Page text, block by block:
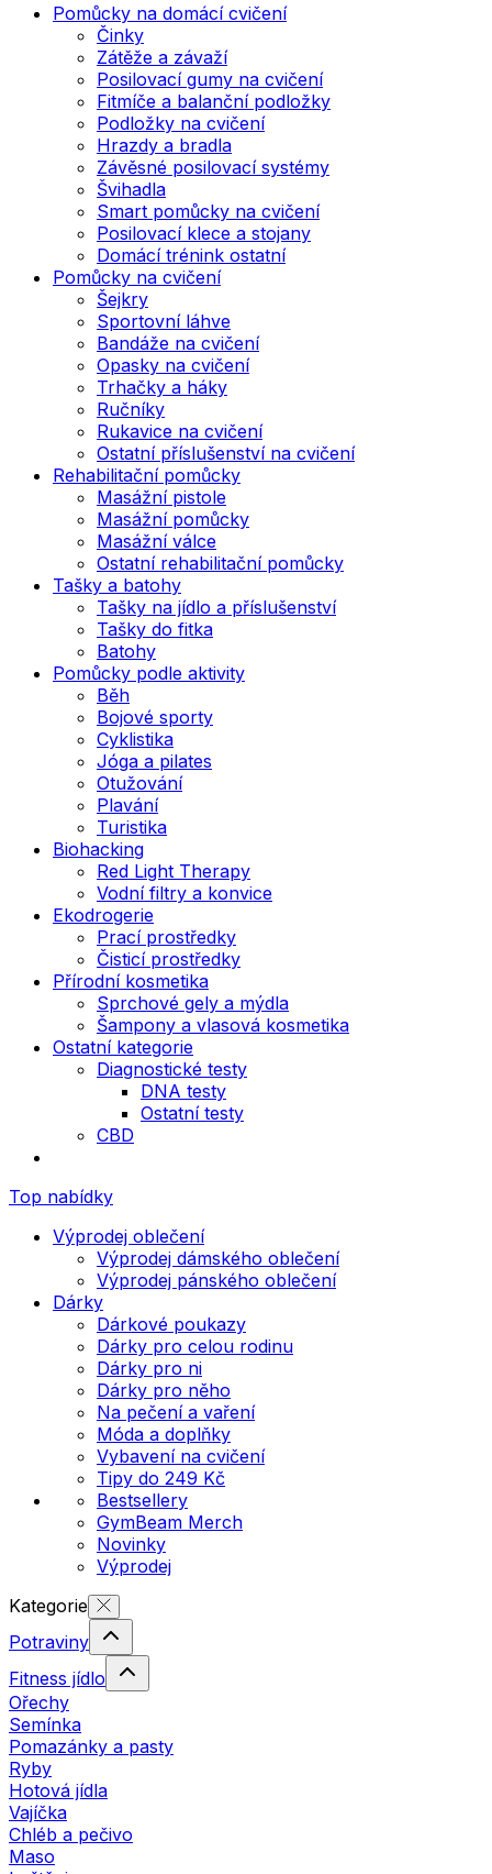
Pomůcky na domácí cvičení
Činky
Zátěže a závaží
Posilovací gumy na cvičení
Fitmíče a balanční podložky
Podložky na cvičení
Hrazdy a bradla
Závěsné posilovací systémy
Švihadla
Smart pomůcky na cvičení
Posilovací klece a stojany
Domácí trénink ostatní
Pomůcky na cvičení
Šejkry
Sportovní láhve
Bandáže na cvičení
Opasky na cvičení
Trhačky a háky
Ručníky
Rukavice na cvičení
Ostatní příslušenství na cvičení
Rehabilitační pomůcky
Masážní pistole
Masážní pomůcky
Masážní válce
Ostatní rehabilitační pomůcky
Tašky a batohy
Tašky na jídlo a příslušenství
Tašky do fitka
Batohy
Pomůcky podle aktivity
Běh
Bojové sporty
Cyklistika
Jóga a pilates
Otužování
Plavání
Turistika
Biohacking
Red Light Therapy
Vodní filtry a konvice
Ekodrogerie
Prací prostředky
Čisticí prostředky
Přírodní kosmetika
Sprchové gely a mýdla
Šampony a vlasová kosmetika
Ostatní kategorie
Diagnostické testy
DNA testy
Ostatní testy
CBD
Top nabídky
Výprodej oblečení
Výprodej dámského oblečení
Výprodej pánského oblečení
Dárky
Dárkové poukazy
Dárky pro celou rodinu
Dárky pro ni
Dárky pro něho
Na pečení a vaření
Móda a doplňky
Vybavení na cvičení
Tipy do 249 Kč
Bestsellery
GymBeam Merch
Novinky
Výprodej
Kategorie
Potraviny
Fitness jídlo
Ořechy
Semínka
Pomazánky a pasty
Ryby
Hotová jídla
Vajíčka
Chléb a pečivo
Maso